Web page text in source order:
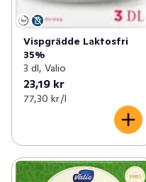
Vispgrädde Laktosfri
35%
3 dl, Valio
23,19 kr
77,30 kr /l